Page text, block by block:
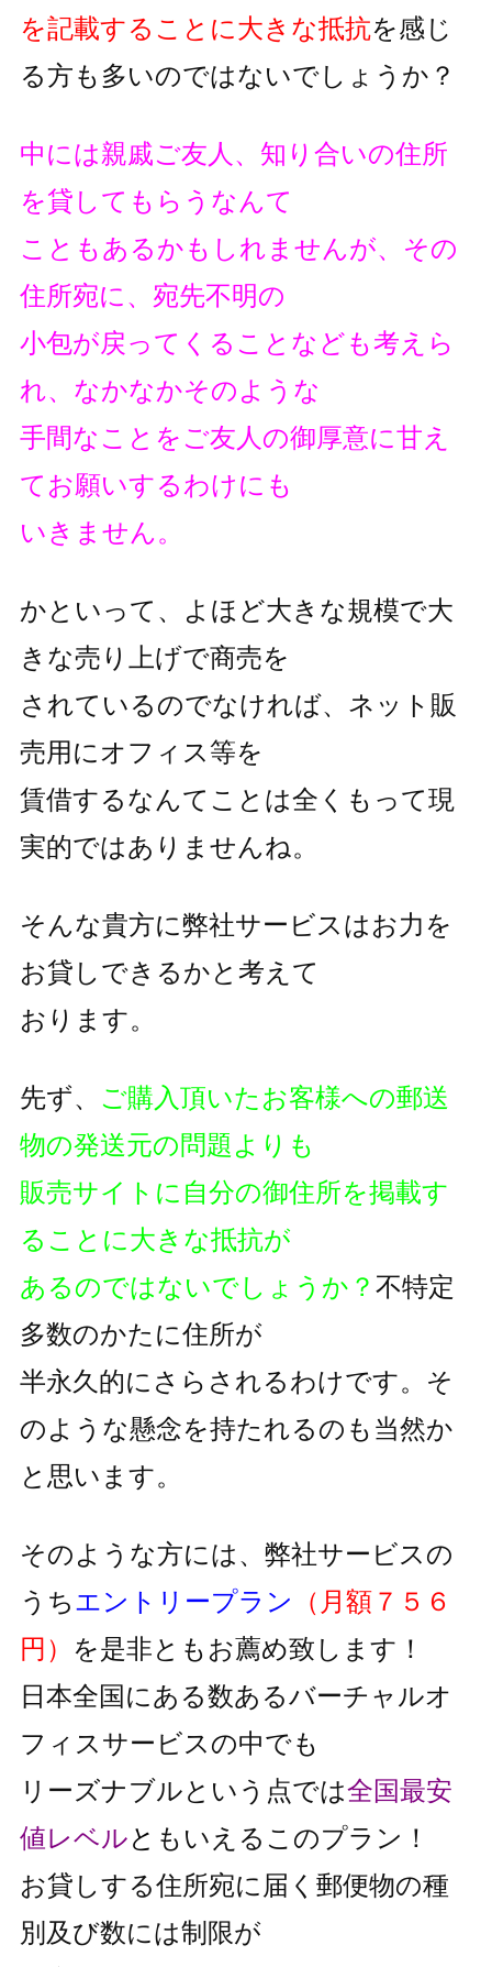
を記載することに大きな抵抗を感じ
る方も多いのではないでしょうか？
中には親戚ご友人、知り合いの住所
を貸してもらうなんて
こともあるかもしれませんが、その
住所宛に、宛先不明の
小包が戻ってくることなども考えら
れ、なかなかそのような
手間なことをご友人の御厚意に甘え
てお願いするわけにも
いきません。
かといって、よほど大きな規模で大
きな売り上げで商売を
されているのでなければ、ネット販
売用にオフィス等を
賃借するなんてことは全くもって現
実的ではありませんね。
そんな貴方に弊社サービスはお力を
お貸しできるかと考えて
おります。
先ず、 ご購入頂いたお客様への郵送
物の発送元の問題よりも
販売サイトに自分の御住所を掲載す
ることに大きな抵抗が
あるのではないでしょうか？ 不特定
多数のかたに住所が
半永久的にさらされるわけです。そ
のような懸念を持たれるのも 当然か
と思います。
そのような方には、弊社サービスの
うちエントリープラン
（月額７５６
円） を是非ともお薦め致します！
日本全国にある数あるバーチャルオ
フィスサービスの中でも
リーズナブルという点では全国最安
値レベルと もいえるこのプラン！
お貸しする住所宛に届く郵便物の種
別及び数には制限が